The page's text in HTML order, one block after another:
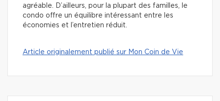
agréable. D’ailleurs, pour la plupart des familles, le
condo offre un équilibre intéressant entre les
économies et l’entretien réduit.
Article originalement publié sur Mon Coin de Vie